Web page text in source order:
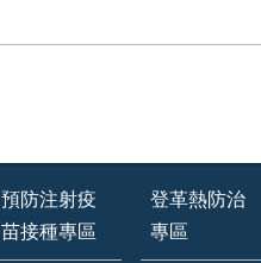
預防注射疫
苗接種專區
登革熱防治
專區